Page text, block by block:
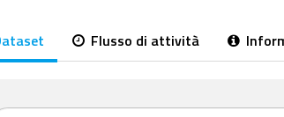
Flusso di attività